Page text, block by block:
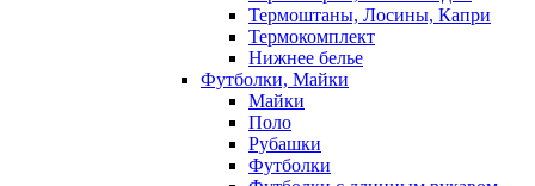
Термоштаны, Лосины, Капри
Термокомплект
Нижнее белье
Футболки, Майки
Майки
Поло
Рубашки
Футболки